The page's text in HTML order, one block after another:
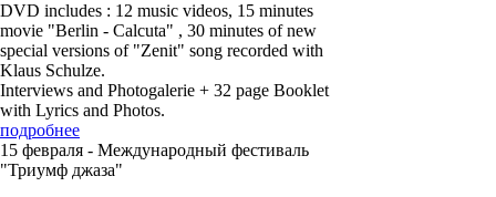
DVD includes : 12 music videos, 15 minutes
movie "Berlin - Calcuta" , 30 minutes of new
special versions of "Zenit" song recorded with
Klaus Schulze.
Interviews and Photogalerie + 32 page Booklet
with Lyrics and Photos.
подробнее
15 февраля - Международный фестиваль
"Триумф джаза"